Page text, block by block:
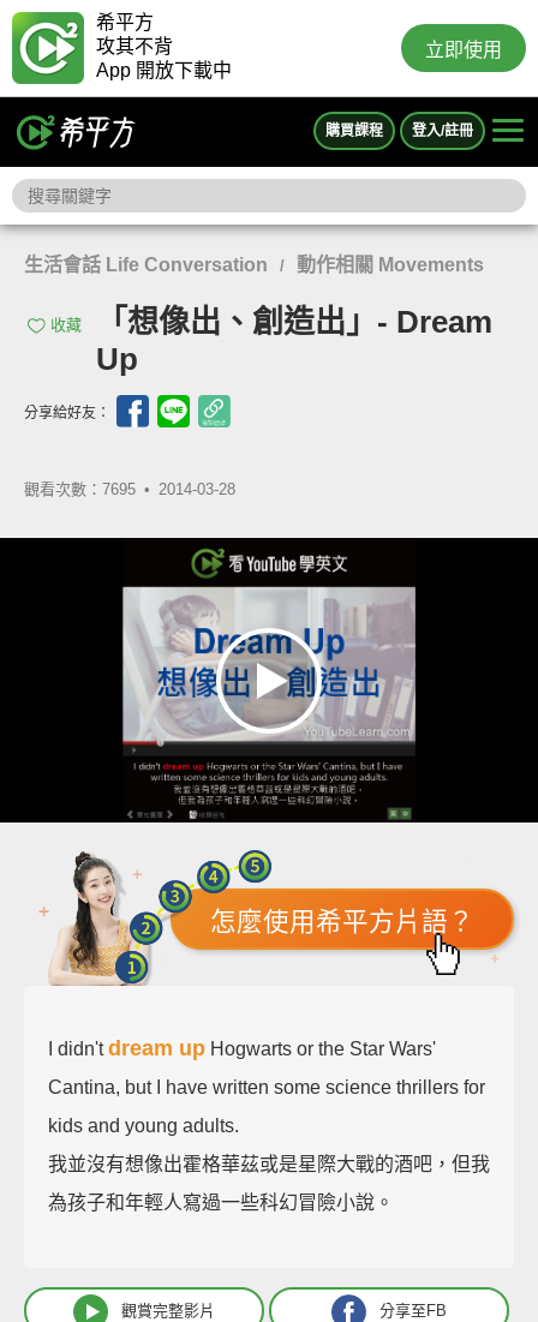
希平方
攻其不背
App 開放下載中
立即使用
購買課程 登入/註冊
生活會話 Life Conversation / 動作相關 Movements
收藏
「想像出、創造出」- Dream
Up
分享給好友：
觀看次數：7695 • 2014-03-28
怎麼使用希平方片語？
I didn'tdream up Hogwarts or the Star Wars'
Cantina, but I have written some science thrillers for
kids and young adults.
我並沒有想像出霍格華茲或是星際大戰的酒吧，但我
為孩子和年輕人寫過一些科幻冒險小說。
觀賞完整影片 分享至FB